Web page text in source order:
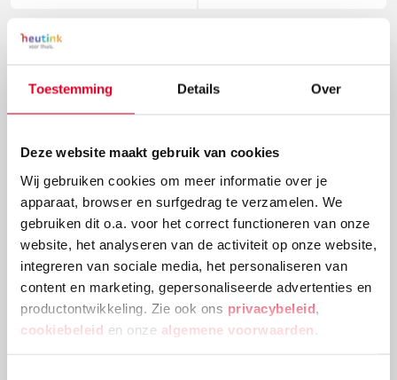
Toestemming Details Over
Deze website maakt gebruik van cookies
Wij gebruiken cookies om meer informatie over je
apparaat, browser en surfgedrag te verzamelen. We
gebruiken dit o.a. voor het correct functioneren van onze
website, het analyseren van de activiteit op onze website,
integreren van sociale media, het personaliseren van
content en marketing, gepersonaliseerde advertenties en
productontwikkeling. Zie ook ons privacybeleid
cookiebeleid en onze algemene voorwaarden
Mixmedia papier | Art Creation | A3 | Ringblok 30 vel |
250 gram
€ 28,07